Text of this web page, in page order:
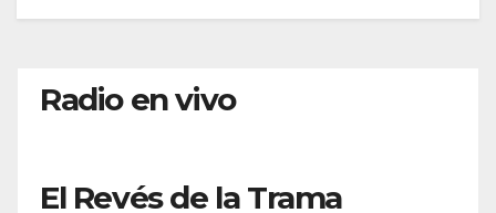
Radio en vivo
El Revés de la Trama